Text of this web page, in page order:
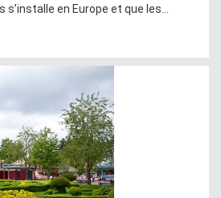
s’installe en Europe et que les...